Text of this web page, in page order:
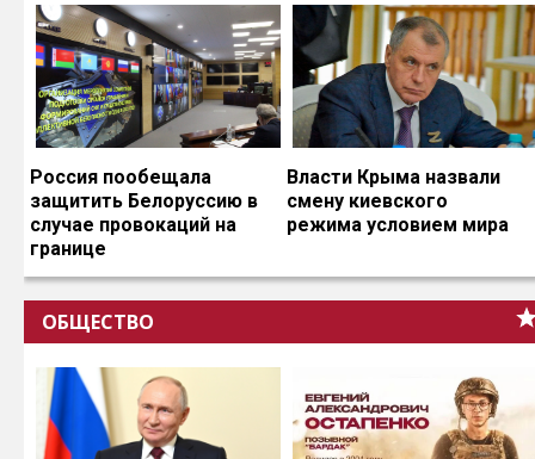
Россия пообещала
защитить Белоруссию в
случае провокаций на
границе
Власти Крыма назвали
смену киевского
режима условием мира
ОБЩЕСТВО